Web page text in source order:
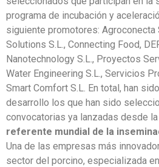
programa de incubación y
siguiente promotores: Agroconecta
Solutions S.L., Connecting Food,
Nanotechnology S.L., Proyectos
Water Engineering S.L., Servicios
Smart Comfort S.L. En total, han
desarrollo los que han sido
convocatorias ya lanzadas desde la
referente mundial de la
Una de las empresas más
sector del porcino, especializada